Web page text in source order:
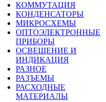
КОММУТАЦИЯ
КОНДЕНСАТОРЫ
МИКРОСХЕМЫ
ОПТОЭЛЕКТРОННЫЕ
ПРИБОРЫ
ОСВЕЩЕНИЕ И
ИНДИКАЦИЯ
РАЗНОЕ
РАЗЪЕМЫ
РАСХОДНЫЕ
МАТЕРИАЛЫ